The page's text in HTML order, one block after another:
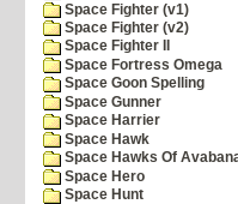
Space Fighter (v1)
Space Fighter (v2)
Space Fighter II
Space Fortress Omega
Space Goon Spelling
Space Gunner
Space Harrier
Space Hawk
Space Hawks Of
Space Hero
Space Hunt